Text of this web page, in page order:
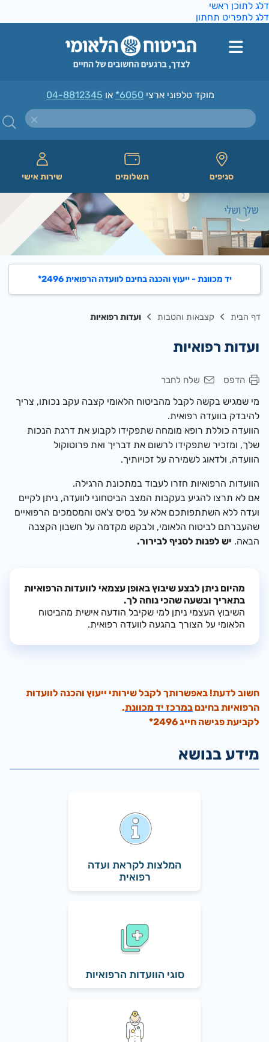
לתוכן ראשי
לתפריט תחתון
מוקד טלפוני ארצי*6050או04-8812345
סניפים תשלומים שירות אישי
יד מכוונת - ייעוץ והכנה בחינם לוועדה הרפואית 2496*
דף הבית קצבאות והטבות ועדות רפואיות
ועדות רפואיות
הדפס שלח לחבר
מי שמגיש בקשה לקבל מהביטוח הלאומי קצבה עקב נכותו, צריך
להיבדק בוועדה רפואית.
וועדה כוללת רופא מומחה שתפקידו לקבוע את דרגת הנכות
שלך, ומזכיר שתפקידו לרשום את דבריך ואת פרוטוקול
הוועדה, ולדאוג לשמירה על זכויותיך.
וועדותהרפואיות חזרו לעבוד במתכונת הרגילה.
אם לא תרצו להגיע בעקבות המצב הביטחוני לוועדה, ניתן לקיים
ועדה ללא השתתפותכם אלא על בסיס צ'אט והמסמכים הרפואיים
שהעברתם לביטוח הלאומי, ולבקש מקדמה על חשבון הקצבה
הבאה.יש לפנות לסניף לבירור.
מהיום ניתן לבצע שיבוץ באופן עצמאי לוועדות הרפואיות
בתאריך ובשעה שהכי נוחה לך.
השיבוץ העצמי ניתן למי שקיבל הודעה אישית מהביטוח
הלאומי על הצורך בהגעה לוועדה רפואית.
חשוב לדעת! באפשרותך לקבל שירותי ייעוץ והכנה לוועדות
הרפואיותבחינםבמרכז יד מכוונת.
לקביעת פגישה חייג 2496*
המלצות לקראת ועדה
רפואית
סוגי הוועדות הרפואיות